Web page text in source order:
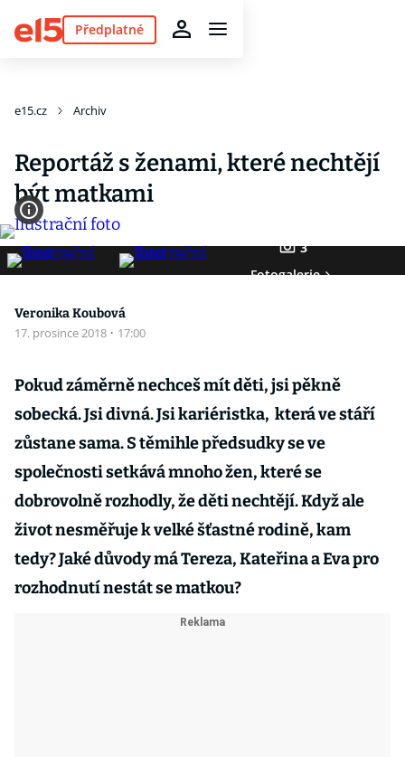
Předplatné
e15.cz Archiv
Reportáž s ženami, které nechtějí
být matkami
3
Fotogalerie
Veronika Koubová
17. prosince 2018 · 17:00
Pokud záměrně nechceš mít děti, jsi pěkně
sobecká. Jsi divná. Jsi kariéristka, která ve stáří
zůstane sama. S těmihle předsudky se ve
společnosti setkává mnoho žen, které se
dobrovolně rozhodly, že děti nechtějí. Když ale
život nesměřuje k velké šťastné rodině, kam
tedy? Jaké důvody má Tereza, Kateřina a Eva pro
rozhodnutí nestát se matkou?